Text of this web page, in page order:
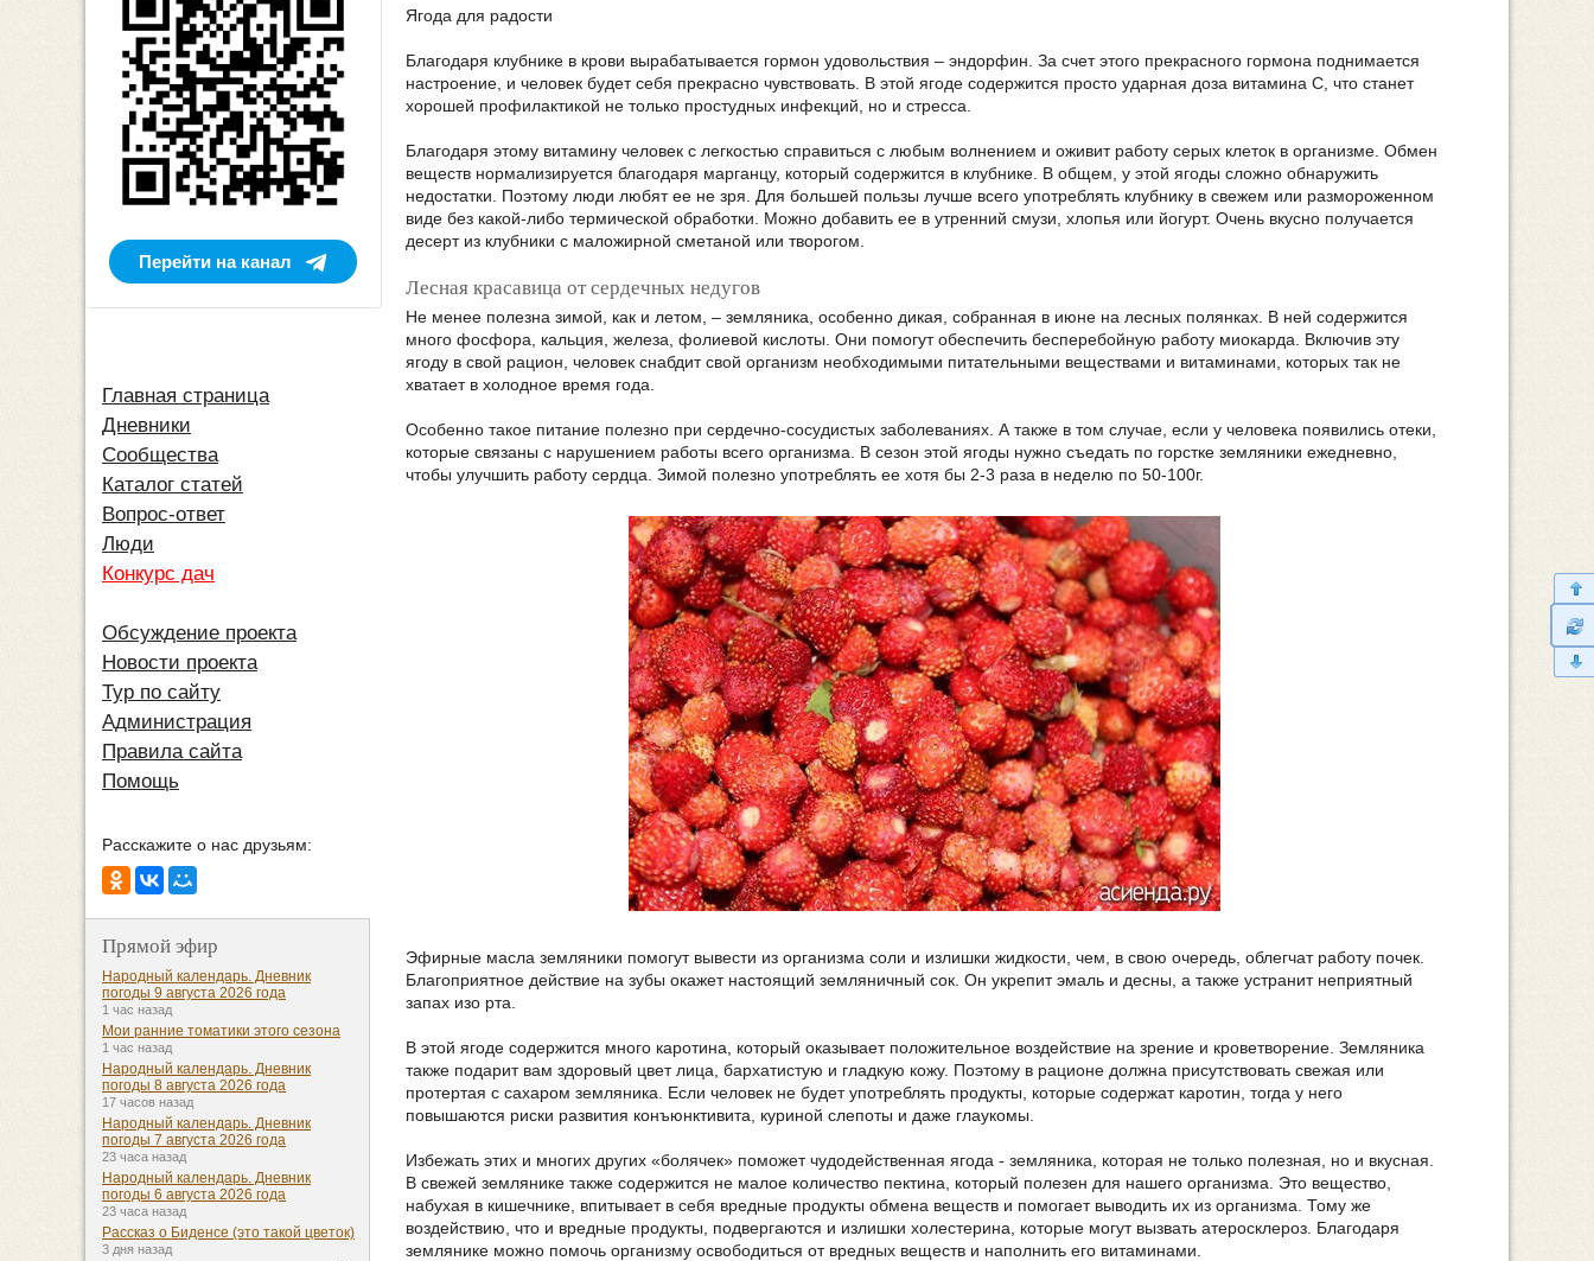
Ягода для радости
Благодаря клубнике в крови вырабатывается гормон удовольствия – эндорфин. За счет этого прекрасного гормона поднимается
настроение, и человек будет себя прекрасно чувствовать. В этой ягоде содержится просто ударная доза витамина С, что станет
хорошей профилактикой не только простудных инфекций, но и стресса.
Благодаря этому витамину человек с легкостью справиться с любым волнением и оживит работу серых клеток в организме. Обмен
веществ нормализируется благодаря марганцу, который содержится в клубнике. В общем, у этой ягоды сложно обнаружить
недостатки. Поэтому люди любят ее не зря. Для большей пользы лучше всего употреблять клубнику в свежем или размороженном
виде без какой-либо термической обработки. Можно добавить ее в утренний смузи, хлопья или йогурт. Очень вкусно получается
десерт из клубники с маложирной сметаной или творогом.
Лесная красавица от сердечных недугов
Не менее полезна зимой, как и летом, – земляника, особенно дикая, собранная в июне на лесных полянках. В ней содержится
много фосфора, кальция, железа, фолиевой кислоты. Они помогут обеспечить бесперебойную работу миокарда. Включив эту
ягоду в свой рацион, человек снабдит свой организм необходимыми питательными веществами и витаминами, которых так не
хватает в холодное время года.
Особенно такое питание полезно при сердечно-сосудистых заболеваниях. А также в том случае, если у человека появились отеки,
которые связаны с нарушением работы всего организма. В сезон этой ягоды нужно съедать по горстке земляники ежедневно,
чтобы улучшить работу сердца. Зимой полезно употреблять ее хотя бы 2-3 раза в неделю по 50-100г.
Эфирные масла земляники помогут вывести из организма соли и излишки жидкости, чем, в свою очередь, облегчат работу почек.
Благоприятное действие на зубы окажет настоящий земляничный сок. Он укрепит эмаль и десны, а также устранит неприятный
запах изо рта.
В этой ягоде содержится много каротина, который оказывает положительное воздействие на зрение и кроветворение. Земляника
также подарит вам здоровый цвет лица, бархатистую и гладкую кожу. Поэтому в рационе должна присутствовать свежая или
протертая с сахаром земляника. Если человек не будет употреблять продукты, которые содержат каротин, тогда у него
повышаются риски развития конъюнктивита, куриной слепоты и даже глаукомы.
Избежать этих и многих других «болячек» поможет чудодейственная ягода - земляника, которая не только полезная, но и вкусная.
В свежей землянике также содержится не малое количество пектина, который полезен для нашего организма. Это вещество,
набухая в кишечнике, впитывает в себя вредные продукты обмена веществ и помогает выводить их из организма. Тому же
воздействию, что и вредные продукты, подвергаются и излишки холестерина, которые могут вызвать атеросклероз. Благодаря
землянике можно помочь организму освободиться от вредных веществ и наполнить его витаминами.
Перейти на канал
Главная страница
Дневники
Сообщества
Каталог статей
Вопрос-ответ
Люди
Конкурс дач
Обсуждение проекта
Новости проекта
Тур по сайту
Администрация
Правила сайта
Помощь
Расскажите о нас друзьям:
Прямой эфир
Народный календарь. Дневник
погоды 9 августа 2026 года
1 час назад
Мои ранние томатики этого сезона
1 час назад
Народный календарь. Дневник
погоды 8 августа 2026 года
17 часов назад
Народный календарь. Дневник
погоды 7 августа 2026 года
23 часа назад
Народный календарь. Дневник
погоды 6 августа 2026 года
23 часа назад
Рассказ о Биденсе (это такой цветок)
3 дня назад